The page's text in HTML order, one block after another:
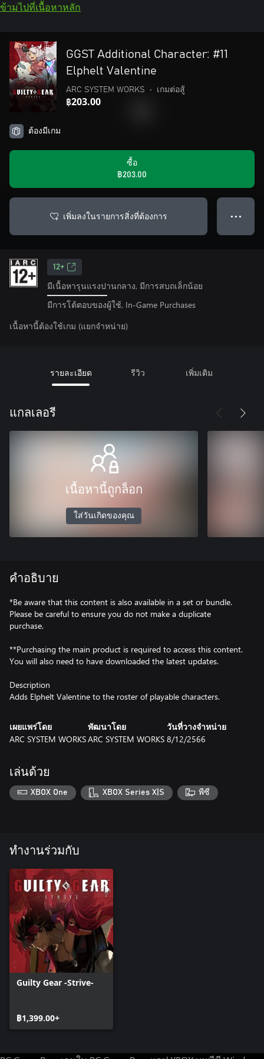
ข้ามไปที่เนื้อหาหลัก
GGST Additional Character: #11
Elphelt Valentine
ARC SYSTEM WORKS • เกมต่อสู้
฿203.00
ต้องมีเกม
ซื้อ
฿203.00
เพิ่มลงในรายการสิ่งที่ต้องการ ● ● ●
12+
มีเนื้อหารุนแรงปานกลาง, มีการสบถเล็กน้อย
มีการโต้ตอบของผู้ใช้, In-Game Purchases
เนื้อหานี้ต้องใช้เกม (แยกจำหน่าย)
รายละเอียด รีวิว เพิ่มเติม
แกลเลอรี
เนื้อหานี้ถูกล็อก
ใส่วันเกิดของคุณ
คำอธิบาย
*Be aware that this content is also available in a set or bundle.
Please be careful to ensure you do not make a duplicate
purchase.
**Purchasing the main product is required to access this content.
You will also need to have downloaded the latest updates.
Description
Adds Elphelt Valentine to the roster of playable characters.
เผยแพร่โดย
ARC SYSTEM WORKS
พัฒนาโดย
ARC SYSTEM WORKS
วันที่วางจำหน่าย
8/12/2566
เล่นด้วย
XBOX One XBOX Series X|S พีซี
ทำงานร่วมกับ
Guilty Gear -Strive-
฿1,399.00+